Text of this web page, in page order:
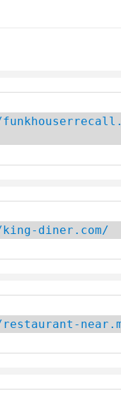
diner.com/